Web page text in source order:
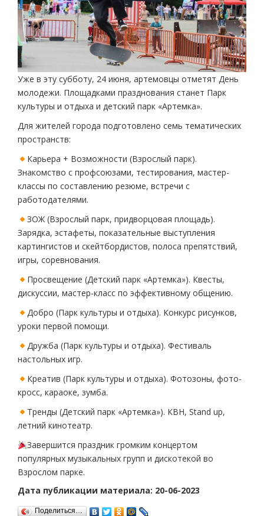
Уже в эту субботу, 24 июня, артемовцы отметят День
молодежи. Площадками празднования станет Парк
культуры и отдыха и детский парк «Артемка».
Для жителей города подготовлено семь тематических
пространств:
Карьера + Возможности (Взрослый парк).
Знакомство с профсоюзами, тестирования, мастер-
классы по составлению резюме, встречи с
работодателями.
ЗОЖ (Взрослый парк, придворцовая площадь).
Зарядка, эстафеты, показательные выступления
картингистов и скейтбордистов, полоса препятствий,
игры, соревнования.
Просвещение (Детский парк «Артемка»). Квесты,
дискуссии, мастер-класс по эффективному общению.
Добро (Парк культуры и отдыха). Конкурс рисунков,
уроки первой помощи.
Дружба (Парк культуры и отдыха). Фестиваль
настольных игр.
Креатив (Парк культуры и отдыха). Фотозоны, фото-
кросс, караоке, зумба.
Тренды (Детский парк «Артемка»). КВН, Stand up,
летний кинотеатр.
Завершится праздник громким концертом
популярных музыкальных групп и дискотекой во
Взрослом парке.
Дата публикации материала: 20-06-2023
Поделиться…